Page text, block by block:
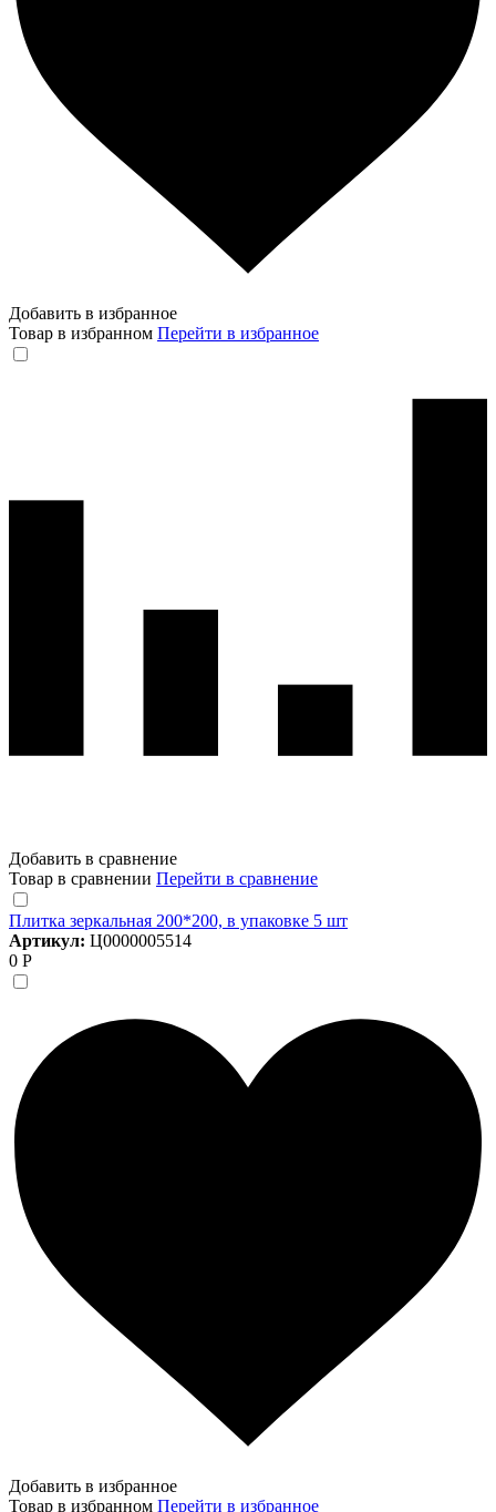
Добавить в избранное
Товар в избранном Перейти в избранное
Добавить в сравнение
Товар в сравнении Перейти в сравнение
Плитка зеркальная 200*200, в упаковке 5 шт
Артикул: Ц0000005514
0 Р
Добавить в избранное
Товар в избранном Перейти в избранное